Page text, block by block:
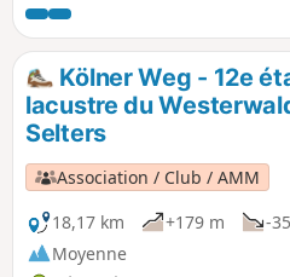
d'habitants de Sessenhausen
(migrants saisonniers), on
du Holzbach et on arrive à
magnifique forêt de hêtres.
Kölner Weg - 12e
lacustre du
Selters
Association / Club / AMM
18,17 km
+179 m -
Moyenne